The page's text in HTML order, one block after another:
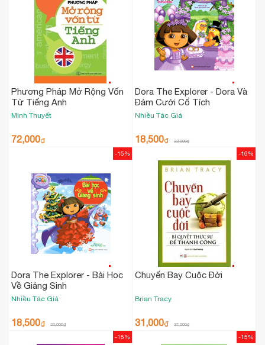
Phương Pháp Mở Rộng Vốn
Từ Tiếng Anh
Minh Thuyết
72,000₫
Dora The Explorer - Dora Và
Đám Cưới Cổ Tích
Nhiều Tác Giả
18,500₫ 22,000₫
Dora The Explorer - Bài Học
Về Giáng Sinh
Nhiều Tác Giả
18,500₫ 22,000₫
-15%
Chuyến Bay Cuộc Đời
Brian Tracy
31,000₫ 37,000₫
-16%
-15% -15%